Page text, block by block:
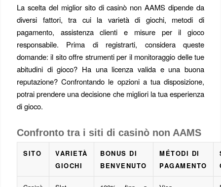
La scelta del miglior sito di casinò non AAMS dipende da
diversi fattori, tra cui la varietà di giochi, metodi di
pagamento, assistenza clienti e misure per il gioco
responsabile. Prima di registrarti, considera queste
domande: il sito offre strumenti per il monitoraggio delle tue
abitudini di gioco? Ha una licenza valida e una buona
reputazione? Confrontando le opzioni a tua disposizione,
potrai prendere una decisione che migliori la tua esperienza
di gioco.
Confronto tra i siti di casinò non AAMS
SITO
VARIETÀ
GIOCHI
BONUS DI
BENVENUTO
MÉTODI DI
PAGAMENTO